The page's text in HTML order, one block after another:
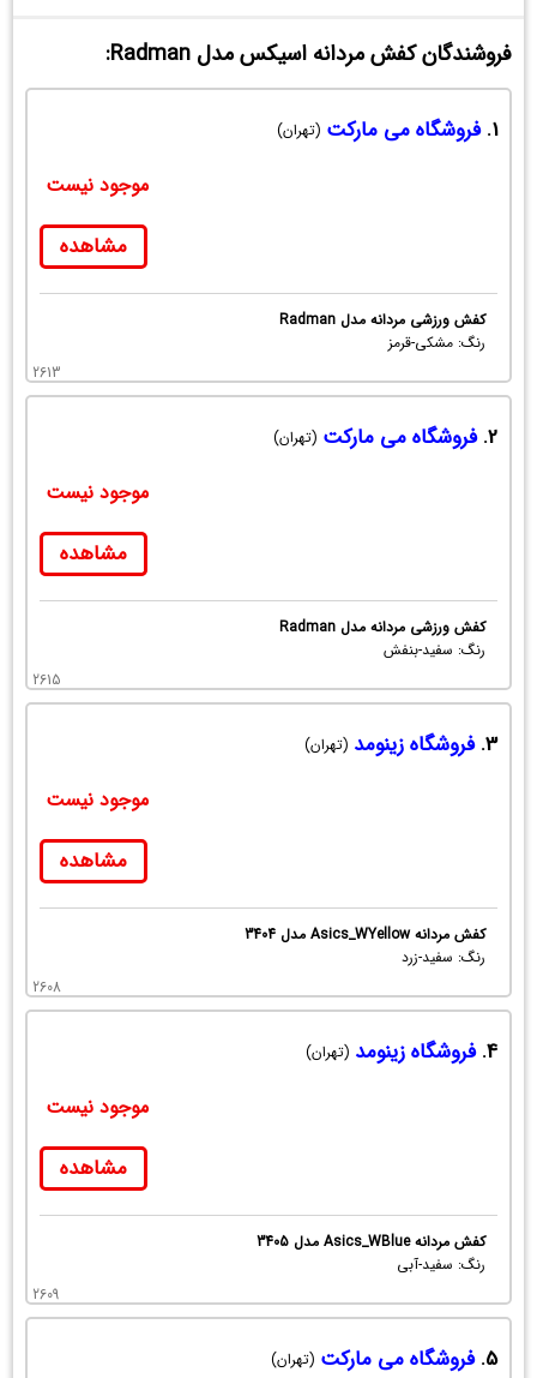
فروشندگان کفش مردانه اسیکس مدل Radman:
1. فروشگاه می مارکت (تهران)
موجود نیست
مشاهده
کفش ورزشی مردانه مدل Radman
رنگ: مشکی-قرمز
2613
2. فروشگاه می مارکت (تهران)
موجود نیست
مشاهده
کفش ورزشی مردانه مدل Radman
رنگ: سفید-بنفش
2615
3. فروشگاه زینومد (تهران)
موجود نیست
مشاهده
کفش مردانه Asics_WYellow مدل 3404
رنگ: سفید-زرد
2608
4. فروشگاه زینومد (تهران)
موجود نیست
مشاهده
کفش مردانه Asics_WBlue مدل 3405
رنگ: سفید-آبی
2609
5. فروشگاه می مارکت (تهران)